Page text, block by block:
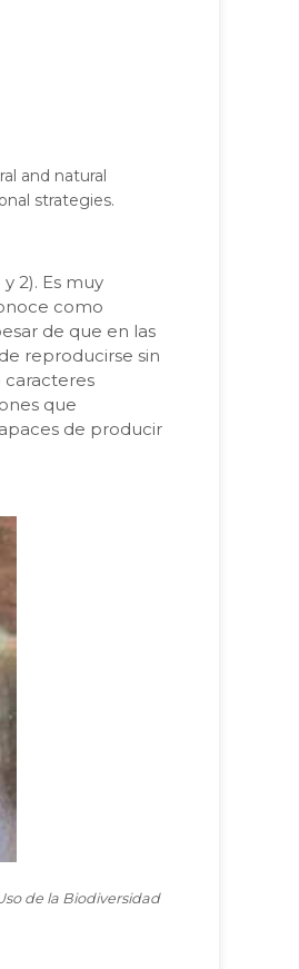
and natural
strategies.
2). Es muy
como
de que en las
reproducirse sin
caracteres
que
de producir
de la Biodiversidad